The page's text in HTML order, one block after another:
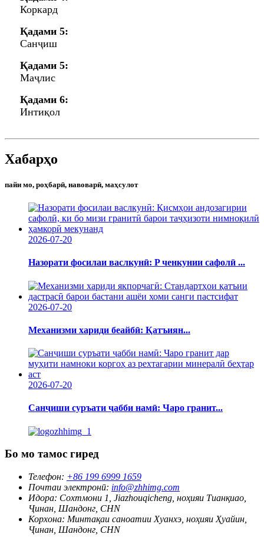
Коркард
Қадами 5:
Санҷиш
Қадами 5:
Маҷлис
Қадами 6:
Интиқол
Хабарҳо
пайи мо, роҳбарӣ, навоварӣ, маҳсулот
2026-07-20
Назорати фосилаи васлкунӣ: P ченкунии сафолӣ ...
2026-07-20
Механизми хариди беайбӣ: Қатъиян...
2026-07-20
Санҷиши суръати ҷабби намӣ: Чаро гранит...
Бо мо тамос гиред
Телефон: +86 199 6999 1659
Почтаи электронӣ: info@zhhimg.com
Идора: Сохтмони 1, Jiazhouqicheng, ноҳияи Тианқиао,
Ҷинан, Шандонг, CHN
Корхона: Минтақаи саноатии Хуанхэ, ноҳияи Ҳуайин,
Ҷинан, Шандонг, CHN